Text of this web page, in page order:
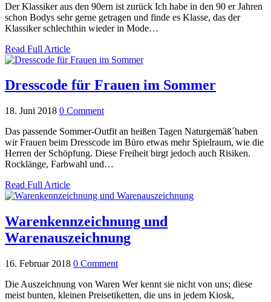
Der Klassiker aus den 90ern ist zurück Ich habe in den 90 er Jahren
schon Bodys sehr gerne getragen und finde es Klasse, das der
Klassiker schlechthin wieder in Mode…
Read Full Article
Dresscode für Frauen im Sommer
18. Juni 2018 0 Comment
Das passende Sommer-Outfit an heißen Tagen Naturgemäß´haben
wir Frauen beim Dresscode im Büro etwas mehr Spielraum, wie die
Herren der Schöpfung. Diese Freiheit birgt jedoch auch Risiken.
Rocklänge, Farbwahl und…
Read Full Article
Warenkennzeichnung und
Warenauszeichnung
16. Februar 2018 0 Comment
Die Auszeichnung von Waren Wer kennt sie nicht von uns; diese
meist bunten, kleinen Preisetiketten, die uns in jedem Kiosk,